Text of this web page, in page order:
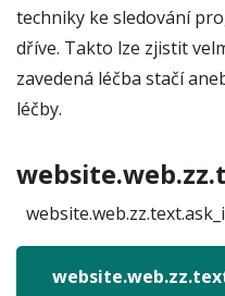
techniky ke sledování
dříve. Takto lze zjistit
zavedená léčba stačí
léčby.